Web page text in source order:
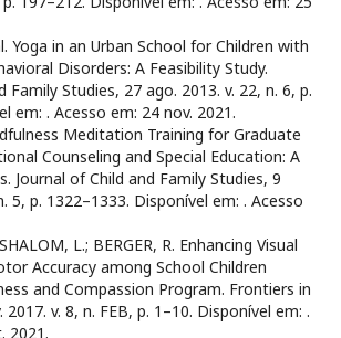
Yoga in an Urban School for Children with
Disorders: A Feasibility Study.
Family Studies, 27 ago. 2013. v. 22, n. 6, p.
em: . Acesso em: 24 nov. 2021.
Meditation Training for Graduate
Counseling and Special Education: A
Journal of Child and Family Studies, 9
5, p. 1322–1333. Disponível em: . Acesso
SHALOM, L.; BERGER, R. Enhancing Visual
Accuracy among School Children
and Compassion Program. Frontiers in
2017. v. 8, n. FEB, p. 1–10. Disponível em: .
2021.